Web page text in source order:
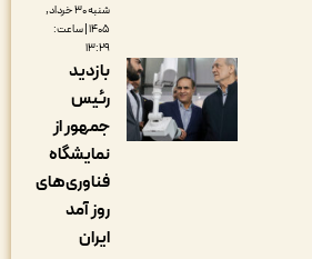
شنبه ۳۰ خرداد,
۱۴۰۵ | ساعت:
بازدید
رئیس
جمهور از
نمایشگاه
فناوری‌های